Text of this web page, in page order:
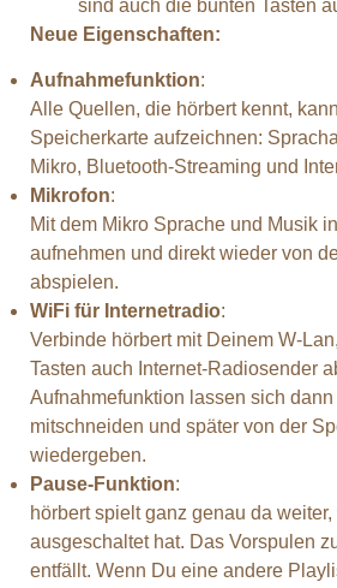
sind auch die bunten Tasten
Neue Eigenschaften:
Aufnahmefunktion:
Alle Quellen, die hörbert kennt,
Speicherkarte aufzeichnen:
Mikro, Bluetooth-Streaming und
Mikrofon:
Mit dem Mikro Sprache und Musik
aufnehmen und direkt wieder von
abspielen.
WiFi für Internetradio:
Verbinde hörbert mit Deinem W-
Tasten auch Internet-Radiosender
Aufnahmefunktion lassen sich
mitschneiden und später von der
wiedergeben.
Pause-Funktion:
hörbert spielt ganz genau da
ausgeschaltet hat. Das Vorspulen
entfällt. Wenn Du eine andere